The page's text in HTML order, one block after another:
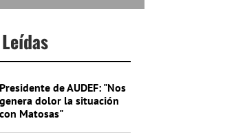
Presidente de AUDEF: "Nos
genera dolor la situación
con Matosas"